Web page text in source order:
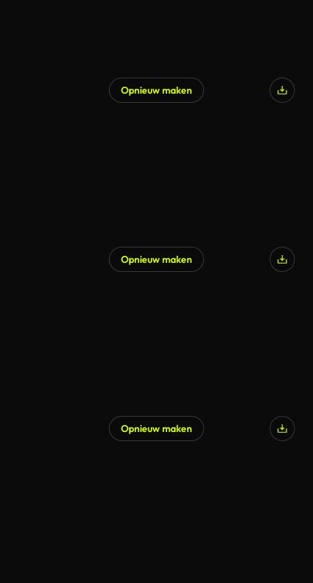
Opnieuw maken
Opnieuw maken
Opnieuw maken